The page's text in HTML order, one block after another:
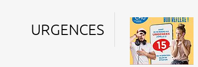
URGENCES